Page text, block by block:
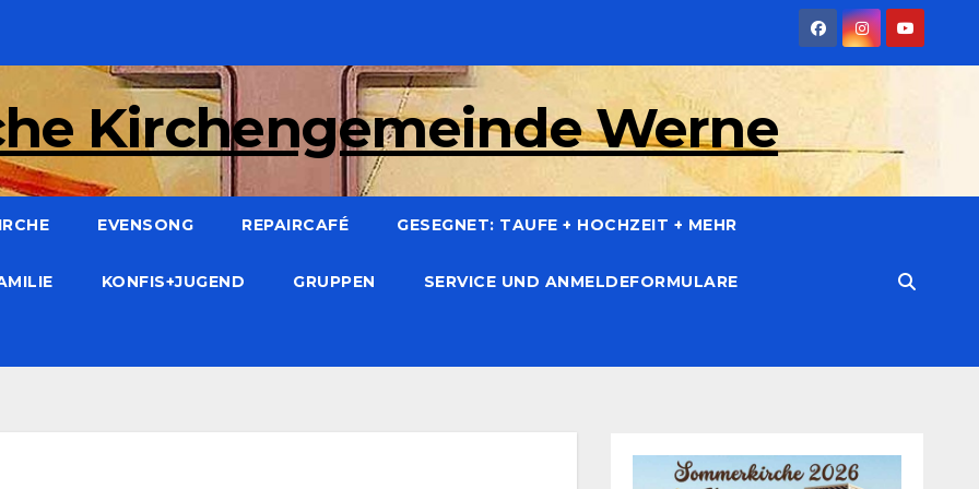
Kirchengemeinde Werne
EVENSONG REPAIRCAFÉ GESEGNET: TAUFE + HOCHZEIT + MEHR
KONFIS+JUGEND GRUPPEN SERVICE UND ANMELDEFORMULARE